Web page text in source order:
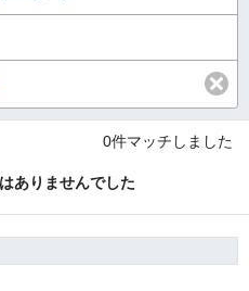
0件マッチしました
ありませんでした